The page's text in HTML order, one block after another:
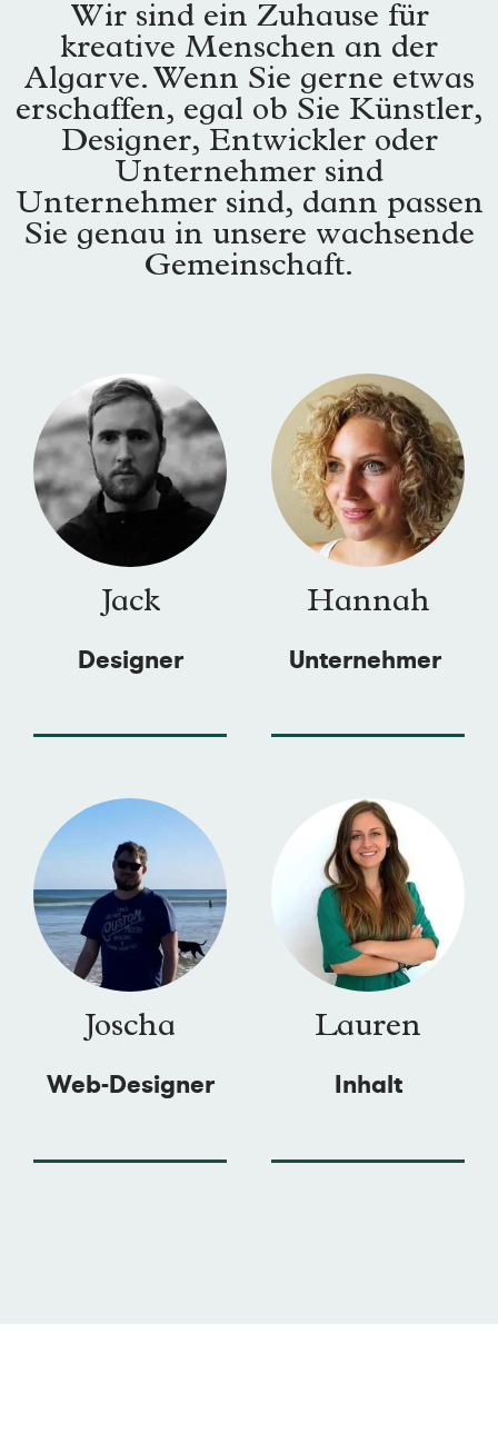
Wir sind ein Zuhause für
kreative Menschen an der
Algarve. Wenn Sie gerne etwas
erschaffen, egal ob Sie Künstler,
Designer, Entwickler oder
Unternehmer sind
Unternehmer sind, dann passen
Sie genau in unsere wachsende
Gemeinschaft.
Jack
Designer
Hannah
Unternehmer
Joscha
Web-Designer
Lauren
Inhalt